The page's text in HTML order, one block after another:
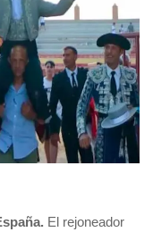
El rejoneador